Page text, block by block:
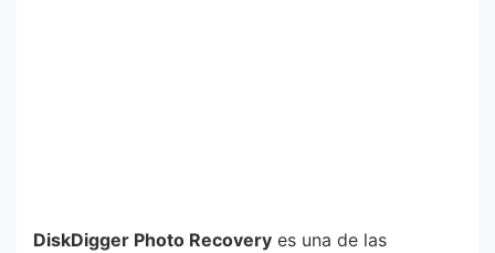
DiskDigger Photo Recovery es una de las